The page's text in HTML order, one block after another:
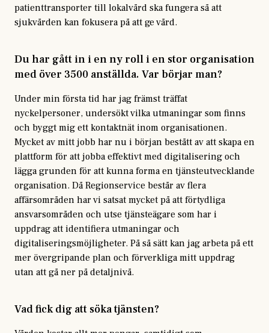
patienttransporter till lokalvård ska fungera så att
sjukvården kan fokusera på att ge vård.
Du har gått in i en ny roll i en stor organisation
med över 3500 anställda. Var börjar man?
Under min första tid har jag främst träffat
nyckelpersoner, undersökt vilka utmaningar som finns
och byggt mig ett kontaktnät inom organisationen.
Mycket av mitt jobb har nu i början bestått av att skapa en
plattform för att jobba effektivt med digitalisering och
lägga grunden för att kunna forma en tjänsteutvecklande
organisation. Då Regionservice består av flera
affärsområden har vi satsat mycket på att förtydliga
ansvarsområden och utse tjänsteägare som har i
uppdrag att identifiera utmaningar och
digitaliseringsmöjligheter. På så sätt kan jag arbeta på ett
mer övergripande plan och förverkliga mitt uppdrag
utan att gå ner på detaljnivå.
Vad fick dig att söka tjänsten?